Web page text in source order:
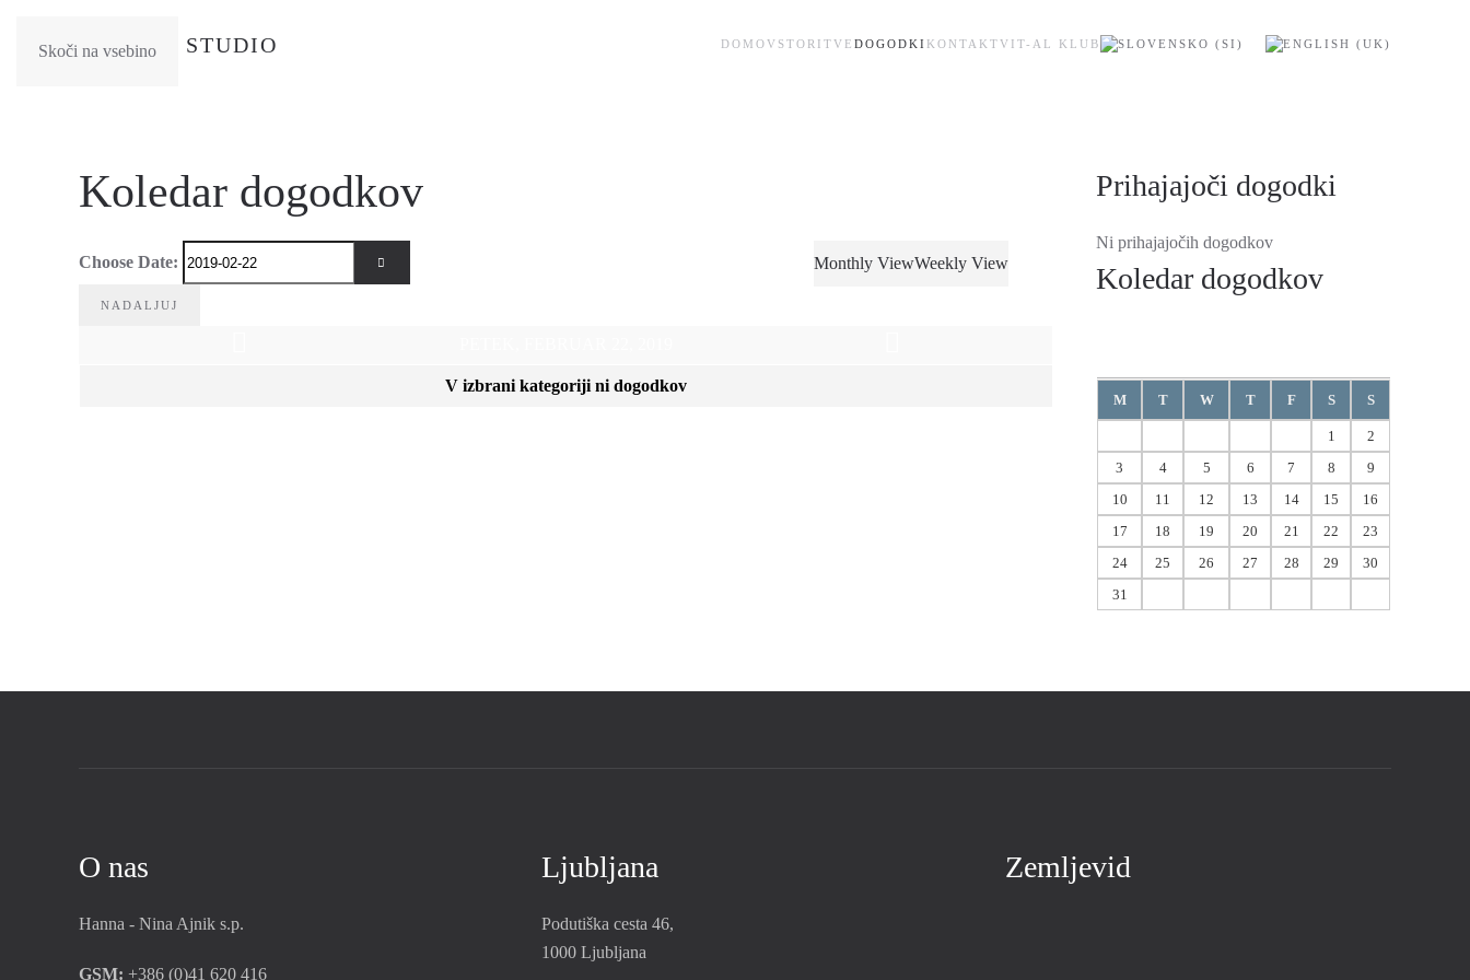
Skoči na vsebino DOMOV STORITVE DOGODKI KONTAKTVIT-AL KLUB
Koledar dogodkov
Choose Date: Monthly ViewWeekly View
V izbrani kategoriji ni dogodkov
Prihajajoči dogodki
Ni prihajajočih dogodkov
Koledar dogodkov
M T W T F S S
1
2
3
4 5 6 7 8
9
10
11 12 13 14 15
16
17
18 19 20 21 22
23
24
25 26 27 28 29
30
31
O nas
Hanna - Nina Ajnik s.p.
GSM: +386 (0)41 620 416
Ljubljana
Podutiška cesta 46,
1000 Ljubljana
Zemljevid